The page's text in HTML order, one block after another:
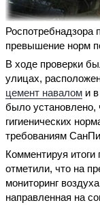
Роспотребнадзора
превышение норм
В ходе проверки
улицах,
цемент навалом и
было установлено,
гигиенических
требованиям
Комментируя итоги
отметили, что на
мониторинг
направленная на